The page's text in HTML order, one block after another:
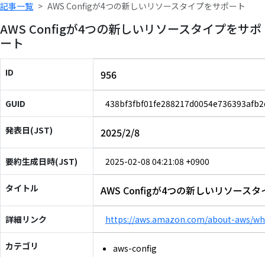
記事一覧 AWS Configが4つの新しいリソースタイプをサポート
AWS Configが4つの新しいリソースタイプをサポ
ート
ID 956
GUID
発表日(JST) 2025/2/8
要約生成日時(JST) 2025-02-08 04:21:08 +0900
タイトル AWS Configが4つの新しいリソースタ
詳細リンク https://aws.amazon.com/about-aws/
カテゴリ
aws-config